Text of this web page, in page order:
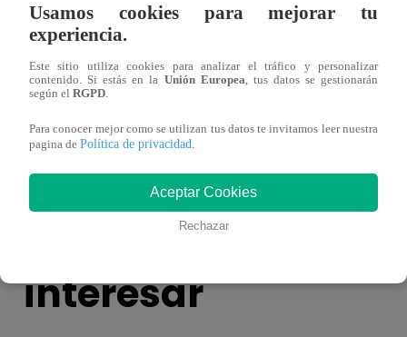
Dólar en Perú: a cuánto se cotizó el cierre
de hoy, 6 de mayo de 2026
También te puede
interesar
Usamos cookies para mejorar tu
experiencia.
Este sitio utiliza cookies para analizar el tráfico y personalizar
contenido. Si estás en la Unión Europea , tus datos se gestionarán
según el RGPD
Para conocer mejor como se utilizan tus datos te invitamos leer nuestra
pagina de Política de privacidad
Aceptar Cookies
Rechazar